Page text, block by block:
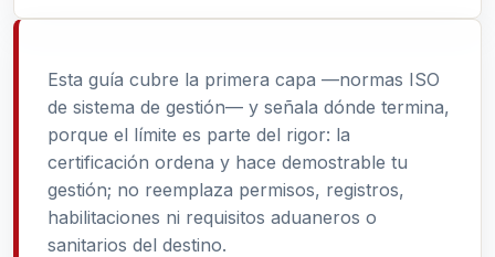
Esta guía cubre la primera capa —normas ISO
de sistema de gestión— y señala dónde termina,
porque el límite es parte del rigor: la
certificación ordena y hace demostrable tu
gestión; no reemplaza permisos, registros,
habilitaciones ni requisitos aduaneros o
sanitarios del destino.